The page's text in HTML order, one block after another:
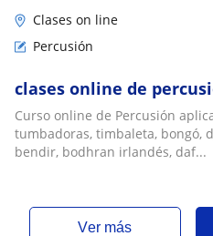
Clases on line
Percusión
clases online de
Curso online de Percusión
tumbadoras, timbaleta, bongó,
bendir, bodhran irlandés, daf...
ver más